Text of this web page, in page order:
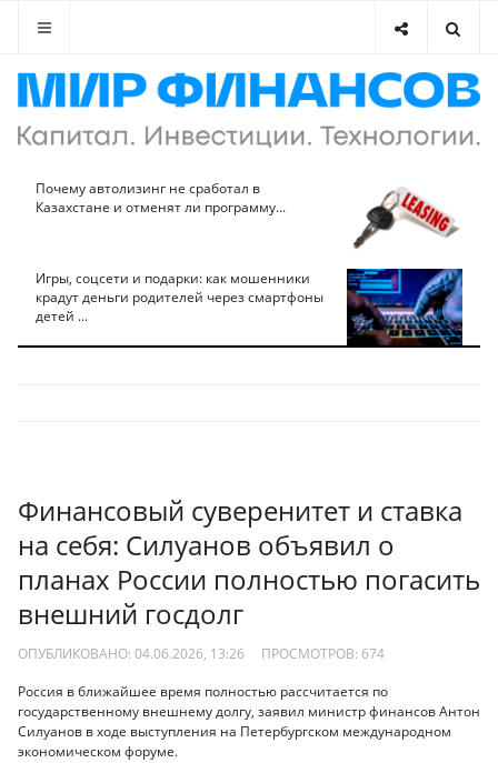
Почему автолизинг не сработал в
Казахстане и отменят ли программу...
Игры, соцсети и подарки: как мошенники
крадут деньги родителей через смартфоны
детей ...
Финансовый суверенитет и ставка
на себя: Силуанов объявил о
планах России полностью погасить
внешний госдолг
ОПУБЛИКОВАНО: 04.06.2026, 13:26 ПРОСМОТРОВ: 674
Россия в ближайшее время полностью рассчитается по
государственному внешнему долгу, заявил министр финансов Антон
Силуанов в ходе выступления на Петербургском международном
экономическом форуме.